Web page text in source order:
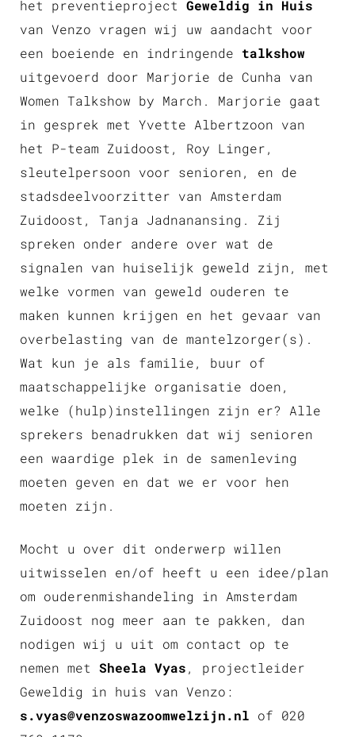
het preventieproject Geweldig in Huis
van Venzo vragen wij uw aandacht voor
een boeiende en indringende talkshow
uitgevoerd door Marjorie de Cunha van
Women Talkshow by March. Marjorie gaat
in gesprek met Yvette Albertzoon van
het P-team Zuidoost, Roy Linger,
sleutelpersoon voor senioren, en de
stadsdeelvoorzitter van Amsterdam
Zuidoost, Tanja Jadnanansing. Zij
spreken onder andere over wat de
signalen van huiselijk geweld zijn, met
welke vormen van geweld ouderen te
maken kunnen krijgen en het gevaar van
overbelasting van de mantelzorger(s).
Wat kun je als familie, buur of
maatschappelijke organisatie doen,
welke (hulp)instellingen zijn er? Alle
sprekers benadrukken dat wij senioren
een waardige plek in de samenleving
moeten geven en dat we er voor hen
moeten zijn.
Mocht u over dit onderwerp willen
uitwisselen en/of heeft u een idee/plan
om ouderenmishandeling in Amsterdam
Zuidoost nog meer aan te pakken, dan
nodigen wij u uit om contact op te
nemen met Sheela Vyas, projectleider
Geweldig in huis van Venzo:
s.vyas@venzoswazoomwelzijn.nl of 020